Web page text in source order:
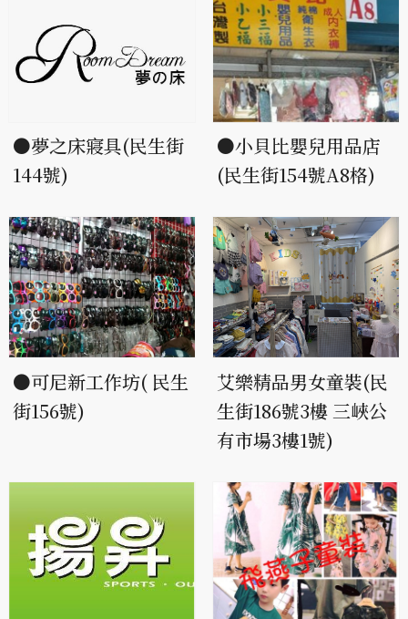
●夢之床寢具(民生街
144號)
●小貝比嬰兒用品店
(民生街154號A8格)
●可尼新工作坊( 民生
街156號)
艾樂精品男女童裝(民
生街186號3樓 三峽公
有市場3樓1號)